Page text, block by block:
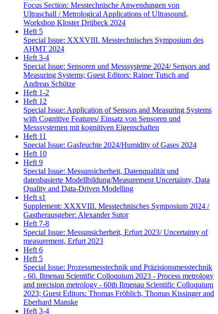
Focus Section: Messtechnische Anwendungen von
Ultraschall / Metrological Applications of Ultrasound,
Workshop Kloster Drübeck 2024
Heft 5
Special Issue: XXXVIII. Messtechnisches Symposium des
AHMT 2024
Heft 3-4
Special Issue: Sensoren und Messsysteme 2024/ Sensors and
Measuring Systems; Guest Editors: Rainer Tutsch and
Andreas Schütze
Heft 1-2
Heft 12
Special Issue: Application of Sensors and Measuring Systems
with Cognitive Features/ Einsatz von Sensoren und
Messsystemen mit kognitiven Eigenschaften
Heft 11
Special Issue: Gasfeuchte 2024/Humidity of Gases 2024
Heft 10
Heft 9
Special Issue: Messunsicherheit, Datenqualität und
datenbasierte Modellbildung/Measurement Uncertainty, Data
Quality and Data-Driven Modelling
Heft s1
Supplement: XXXVIII. Messtechnisches Symposium 2024 /
Gastherausgeber: Alexander Sutor
Heft 7-8
Special Issue: Messunsicherheit, Erfurt 2023/ Uncertainty of
measurement, Erfurt 2023
Heft 6
Heft 5
Special Issue: Prozessmesstechnik und Präzisionsmesstechnik
- 60. Ilmenau Scientific Colloquium 2023 - Process metrology
and precision metrology - 60th Ilmenau Scientific Colloquium
2023; Guest Editors: Thomas Fröhlich, Thomas Kissinger and
Eberhard Manske
Heft 3-4